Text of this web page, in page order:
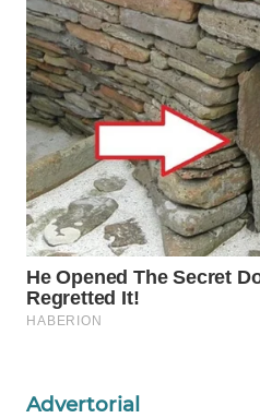
Advertorial
LAPAK
WAHANA
Wahana
Network
KONSUMEN
LISTRIK
MASYARAKAT
KELISTRIKAN